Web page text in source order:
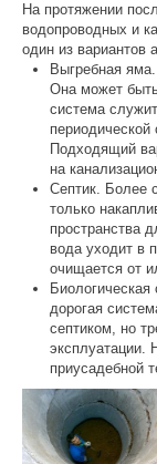
На протяжении
водопроводных и
один из вариантов
Выгребная
Она может
система
периодической
Подходящий
на
Септик. Более
только
пространства
вода уходит в
очищается от
дорогая
септиком, но
эксплуатации.
приусадебной